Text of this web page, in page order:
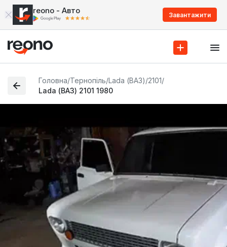
reono - Авто Завантажити
Головна/Тернопіль/Lada (ВАЗ)/2101/
Lada (ВАЗ) 2101 1980